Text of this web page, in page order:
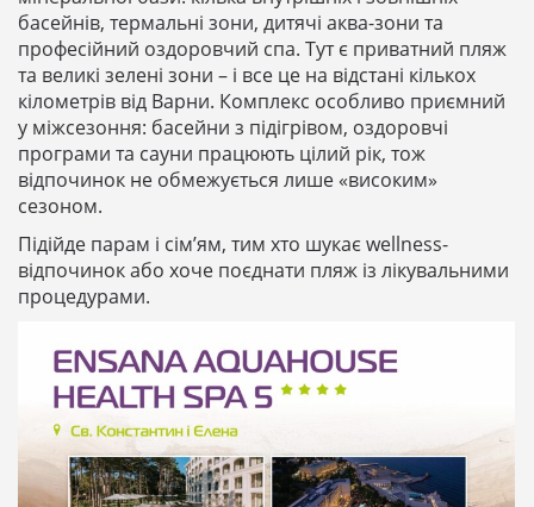
басейнів, термальні зони, дитячі аква-зони та
професійний оздоровчий спа. Тут є приватний пляж
та великі зелені зони – і все це на відстані кількох
кілометрів від Варни. Комплекс особливо приємний
у міжсезоння: басейни з підігрівом, оздоровчі
програми та сауни працюють цілий рік, тож
відпочинок не обмежується лише «високим»
сезоном.
Підійде парам і сім’ям, тим хто шукає wellness-
відпочинок або хоче поєднати пляж із лікувальними
процедурами.